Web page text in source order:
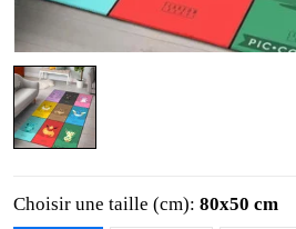
Choisir une taille (cm): 80x50 cm